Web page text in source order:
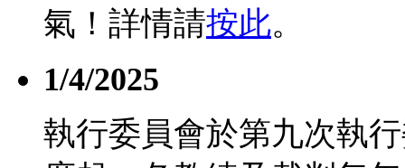
氣！詳情請按此。
1/4/2025
執行委員會於第九次執